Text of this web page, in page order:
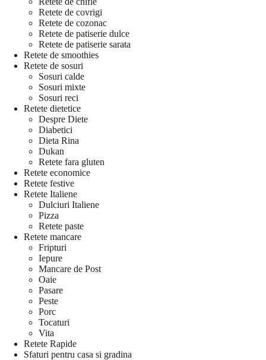
Retete de covrigi
Retete de cozonac
Retete de patiserie dulce
Retete de patiserie sarata
Retete de smoothies
Retete de sosuri
Sosuri calde
Sosuri mixte
Sosuri reci
Retete dietetice
Despre Diete
Diabetici
Dieta Rina
Dukan
Retete fara gluten
Retete economice
Retete festive
Retete Italiene
Dulciuri Italiene
Pizza
Retete paste
Retete mancare
Fripturi
Iepure
Mancare de Post
Oaie
Pasare
Peste
Porc
Tocaturi
Vita
Retete Rapide
Sfaturi pentru casa si gradina